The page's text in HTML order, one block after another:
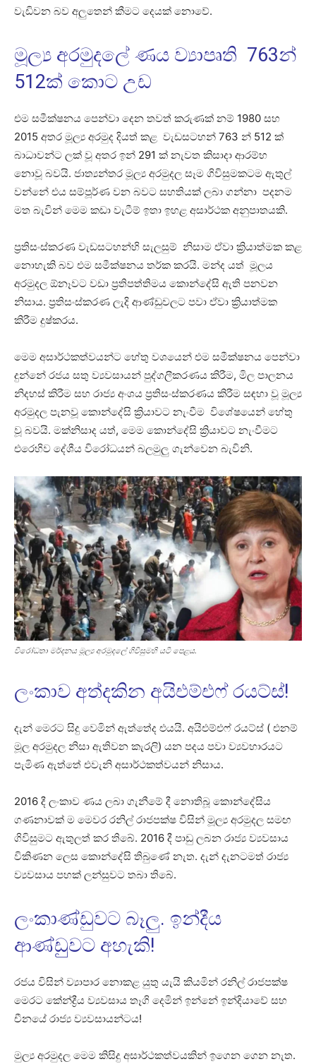
වැඩිවන බව අලුතෙන් කීමට දෙයක් නොවේ.
මූල්‍ය අරමුදලේ ණය ව්‍යාපෘති 763න්
512ක් කොට උඩ
එම සමීක්ෂනය පෙන්වා දෙන තවත් කරුණක් නම් 1980 සහ
2015 අතර මූල්‍ය අරමුද දියත් කළ වැඩසටහන් 763 න් 512 ක්
බාධාවන්ට ලක් වූ අතර ඉන් 291 ක් නැවත කිසාදා ආරම්භ
නොවූ බවයි. ජාත්‍යන්තර මූල්‍ය අරමුදල සෑම ගිවිසුමකටම ඇතුල්
වන්නේ එය සම්පූර්ණ වන බවට සහතියක් ලබා ගන්නා පදනම
මත බැවින් මෙම කඩා වැටීම් ඉතා ඉහළ අසාර්ථක අනුපාතයකි.
ප්‍රතිසංස්කරණ වැඩසටහන්හි සැලසුම් නිසාම ඒවා ක්‍රියාත්මක කළ
නොහැකි බව එම සමීක්ෂනය තර්ක කරයි. මන්ද යත් මූලය
අරමුදල ඕනෑවට වඩා ප්‍රතිපත්තිමය කොන්දේසි ඇති පනවන
නිසාය. ප්‍රතිසංස්කරණ ලැදි ආණ්ඩුවලට පවා ඒවා ක්‍රියාත්මක
කිරීම දුෂ්කරය.
මෙම අසාර්ථකත්වයන්ට හේතු වශයෙන් එම සමීක්ෂනය පෙන්වා
දුන්නේ රජය සතු ව්‍යවසායන් පුද්ගලීකරණය කිරීම, මිල පාලනය
නිදහස් කිරීම සහ රාජ්‍ය අංශය ප්‍රතිසංස්කරණය කිරීම සඳහා වූ මූල්‍ය
අරමුදල පැනවූ කොන්දේසි ක්‍රියාවට නැංවීම විශේෂයෙන් හේතු
වූ බවයි. මක්නිසාද යත්, මෙම කොන්දේසි ක්‍රියාවට නැංවීමට
එරෙහිව දේශීය විරෝධයන් බලමුලු ගැන්වෙන බැවිනි.
විරෝධතා මර්දනය මූල්‍ය අරමුදලේ ‌ගිවිසුමහි යටි පෙළය.
ලංකාව අත්දකින අයිඑම්එෆ් රයට්ස්!
දැන් මෙරට සිදු වෙමින් ඇත්තේද එයයි. අයිඑම්එෆ් රයට්ස් ( එනම්
මූල අරමුදල නිසා ඇතිවන කැරලි) යන පදය පවා ව්‍යවහාරයට
පැමිණ ඇත්තේ එවැනි අසාර්ථකත්වයන් නිසාය.
2016 දී ලංකාව ණය ලබා ගැනීමේ දී නොතිබූ කොන්දේසිය
ගණනාවක් ම මෙවර රනිල් රාජපක්ෂ විසින් මූල්‍ය අරමුදල සමඟ
ගිවිසුමට ඇතුලත් කර තිබේ. 2016 දී පාඩු ලබන රාජ්‍ය ව්‍යවසාය
විකිණන ලෙස කොන්දේසි තිබුණේ නැත. දැන් දැනටමත් රාජ්‍ය
ව්‍යවසාය පහක් ලන්සුවට තබා තිබේ.
ලංකාණ්ඩුවට බෑලු. ඉන්දීය
ආණ්ඩුුවට අහැකි!
රජය විසින් ව්‍යාපාර නොකළ යුතු යැයි කියමින් රනිල් රාජපක්ෂ
මෙරට කේන්ද්‍රීය ව්‍යවසාය තෑගි දෙමින් ඉන්නේ ඉන්දියාවේ සහ
චීනයේ රාජ්‍ය ව්‍යවසායන්ටය!
මුල්‍ය අරමුදල මෙම කිසිදු අසාර්ථකත්වයකින් ඉගෙන ගෙන නැත.